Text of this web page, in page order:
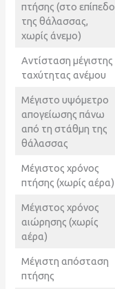
πτήσης (στο επίπεδο
της θάλασσας,
χωρίς άνεμο)
Αντίσταση μέγιστης
ταχύτητας ανέμου
Μέγιστο υψόμετρο
απογείωσης πάνω
από τη στάθμη της
θάλασσας
Μέγιστος χρόνος
πτήσης (χωρίς αέρα)
Μέγιστος χρόνος
αιώρησης (χωρίς
αέρα)
Μέγιστη απόσταση
πτήσης